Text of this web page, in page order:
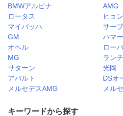
BMWアルピナ
AMG
ロータス
ヒョ
マイバッハ
サーブ
GM
ハマー
オペル
ロー
MG
ラン
サターン
光岡
アバルト
DSオ
メルセデスAMG
メル
キーワードから探す